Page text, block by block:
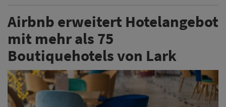
Airbnb erweitert Hotelangebot
mit mehr als 75
Boutiquehotels von Lark